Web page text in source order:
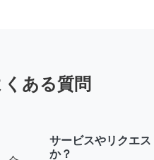
くある質問
サービスやリクエ
か？